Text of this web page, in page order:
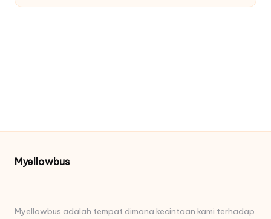
Myellowbus
Myellowbus adalah tempat dimana kecintaan kami terhadap